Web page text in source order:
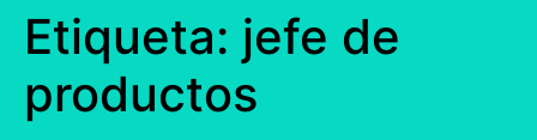
Etiqueta: jefe de
productos